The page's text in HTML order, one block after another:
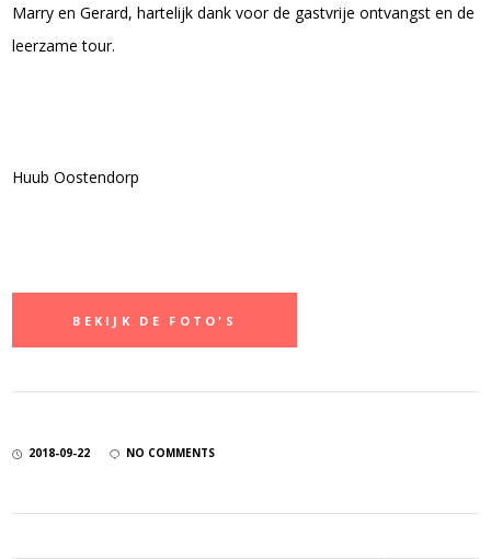
Marry en Gerard, hartelijk dank voor de gastvrije ontvangst en de
leerzame tour.
Huub Oostendorp
BEKIJK DE FOTO'S
2018-09-22 NO COMMENTS